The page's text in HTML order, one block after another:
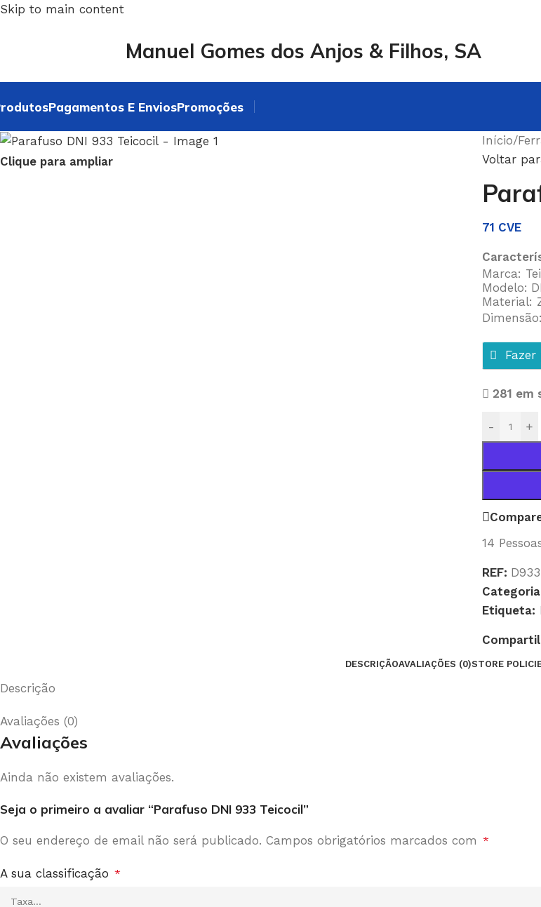
Skip to main content
Manuel Gomes dos Anjos & Filhos, SA
Pagamentos E EnviosPromoções
Clique para ampliar
Início/
Voltar
71 CVE
Marca:
Modelo:
Material:
281 em
- +
14
REF:
Etiqueta:
DESCRIÇÃOAVALIAÇÕES (0)STORE
Descrição
Avaliações (0)
Avaliações
Ainda não existem avaliações.
Seja o primeiro a avaliar “Parafuso DNI 933 Teicocil”
O seu endereço de email não será publicado. Campos obrigatórios marcados com *
A sua classificação *